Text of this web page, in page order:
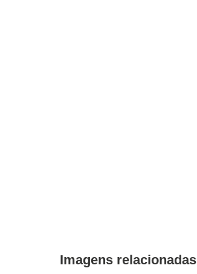
Imagens relacionadas